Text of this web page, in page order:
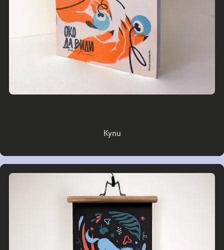
Купи
Купи